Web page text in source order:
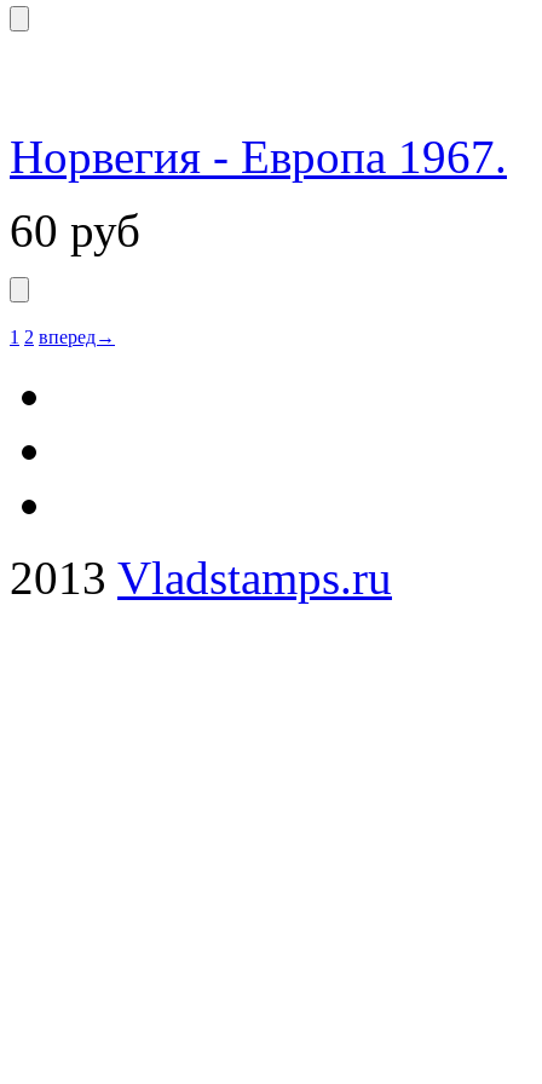
Норвегия - Европа 1967.
60 руб
1 2 вперед→
2013 Vladstamps.ru